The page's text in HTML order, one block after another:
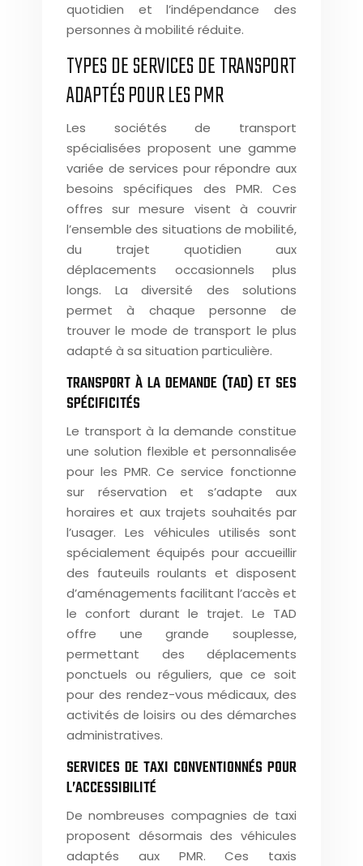
quotidien et l’indépendance des
personnes à mobilité réduite.
TYPES DE SERVICES DE TRANSPORT
ADAPTÉS POUR LES PMR
Les sociétés de transport
spécialisées proposent une gamme
variée de services pour répondre aux
besoins spécifiques des PMR. Ces
offres sur mesure visent à couvrir
l’ensemble des situations de mobilité,
du trajet quotidien aux
déplacements occasionnels plus
longs. La diversité des solutions
permet à chaque personne de
trouver le mode de transport le plus
adapté à sa situation particulière.
TRANSPORT À LA DEMANDE (TAD) ET SES
SPÉCIFICITÉS
Le transport à la demande constitue
une solution flexible et personnalisée
pour les PMR. Ce service fonctionne
sur réservation et s’adapte aux
horaires et aux trajets souhaités par
l’usager. Les véhicules utilisés sont
spécialement équipés pour accueillir
des fauteuils roulants et disposent
d’aménagements facilitant l’accès et
le confort durant le trajet. Le TAD
offre une grande souplesse,
permettant des déplacements
ponctuels ou réguliers, que ce soit
pour des rendez-vous médicaux, des
activités de loisirs ou des démarches
administratives.
SERVICES DE TAXI CONVENTIONNÉS POUR
L’ACCESSIBILITÉ
De nombreuses compagnies de taxi
proposent désormais des véhicules
adaptés aux PMR. Ces taxis